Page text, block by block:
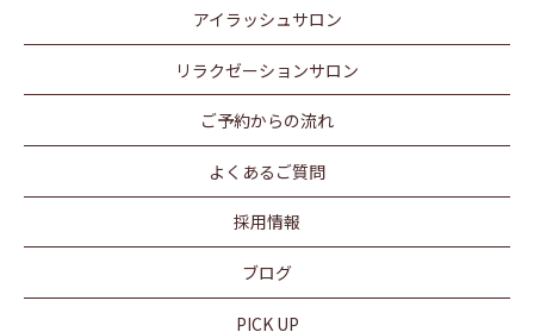
アイラッシュサロン
リラクゼーションサロン
ご予約からの流れ
よくあるご質問
採用情報
ブログ
PICK UP